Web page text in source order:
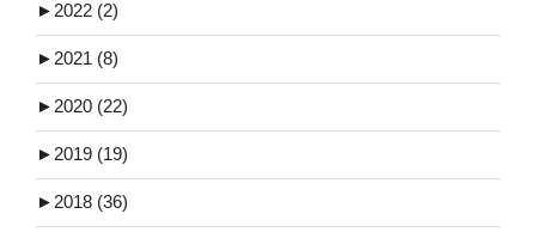
► 2022 (2)
► 2021 (8)
► 2020 (22)
► 2019 (19)
► 2018 (36)